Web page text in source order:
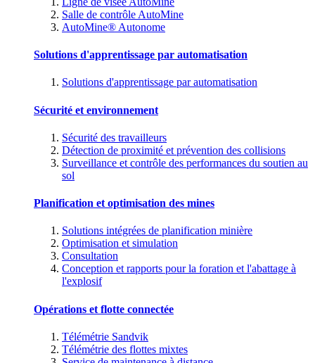
Salle de contrôle AutoMine
AutoMine® Autonome
Solutions d'apprentissage par automatisation
Solutions d'apprentissage par automatisation
Sécurité et environnement
Sécurité des travailleurs
Détection de proximité et prévention des collisions
Surveillance et contrôle des performances du soutien au
sol
Planification et optimisation des mines
Solutions intégrées de planification minière
Optimisation et simulation
Consultation
Conception et rapports pour la foration et l'abattage à
l'explosif
Opérations et flotte connectée
Télémétrie Sandvik
Télémétrie des flottes mixtes